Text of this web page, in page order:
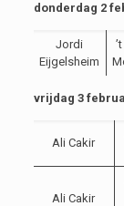
donderdag 2
Jordi
Eijgelsheim
vrijdag 3
Ali Cakir
Ali Cakir